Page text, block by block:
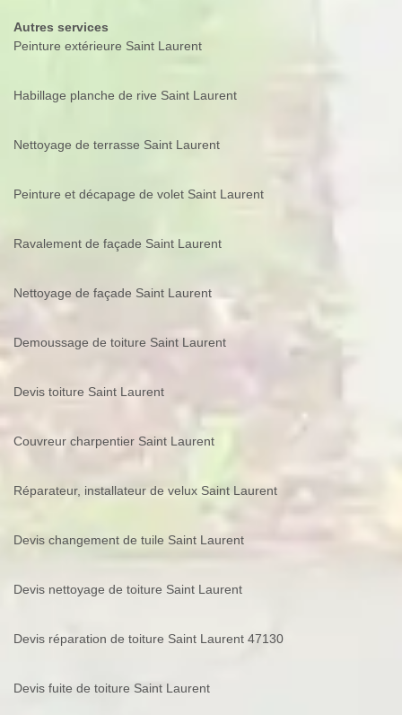
Autres services
Peinture extérieure Saint Laurent
Habillage planche de rive Saint Laurent
Nettoyage de terrasse Saint Laurent
Peinture et décapage de volet Saint Laurent
Ravalement de façade Saint Laurent
Nettoyage de façade Saint Laurent
Demoussage de toiture Saint Laurent
Devis toiture Saint Laurent
Couvreur charpentier Saint Laurent
Réparateur, installateur de velux Saint Laurent
Devis changement de tuile Saint Laurent
Devis nettoyage de toiture Saint Laurent
Devis réparation de toiture Saint Laurent 47130
Devis fuite de toiture Saint Laurent